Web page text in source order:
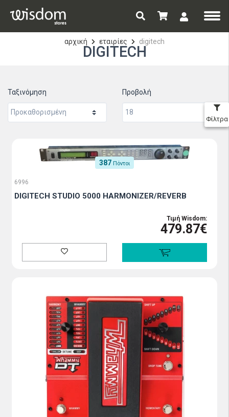
αρχική εταιρίες digitech
DIGITECH
Ταξινόμηση Προβολή
Φίλτρα
387 Πόντοι
6996
DIGITECH STUDIO 5000 HARMONIZER/REVERB
Τιμή Wisdom:
479.87€